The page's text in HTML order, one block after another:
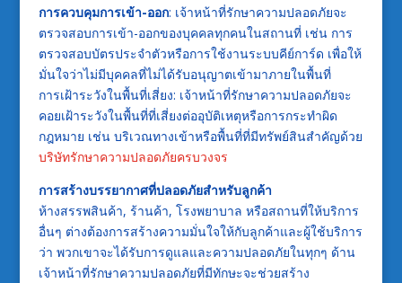
การควบคุมการเข้า-ออก: เจ้าหน้าที่รักษาความปลอดภัยจะ
ตรวจสอบการเข้า-ออกของบุคคลทุกคนในสถานที่ เช่น การ
ตรวจสอบบัตรประจำตัวหรือการใช้งานระบบคีย์การ์ด เพื่อให้
มั่นใจว่าไม่มีบุคคลที่ไม่ได้รับอนุญาตเข้ามาภายในพื้นที่
การเฝ้าระวังในพื้นที่เสี่ยง: เจ้าหน้าที่รักษาความปลอดภัยจะ
คอยเฝ้าระวังในพื้นที่ที่เสี่ยงต่ออุบัติเหตุหรือการกระทำผิด
กฎหมาย เช่น บริเวณทางเข้าหรือพื้นที่ที่มีทรัพย์สินสำคัญด้วย
บริษัทรักษาความปลอดภัยครบวงจร
การสร้างบรรยากาศที่ปลอดภัยสำหรับลูกค้า
ห้างสรรพสินค้า, ร้านค้า, โรงพยาบาล หรือสถานที่ให้บริการ
อื่นๆ ต่างต้องการสร้างความมั่นใจให้กับลูกค้าและผู้ใช้บริการ
ว่า พวกเขาจะได้รับการดูแลและความปลอดภัยในทุกๆ ด้าน
เจ้าหน้าที่รักษาความปลอดภัยที่มีทักษะจะช่วยสร้าง